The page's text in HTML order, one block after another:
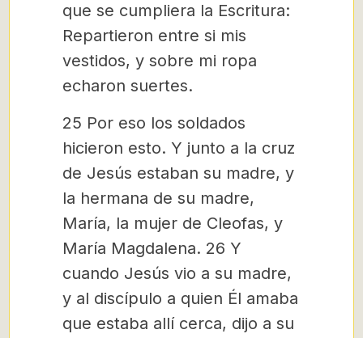
que se cumpliera la Escritura:
Repartieron entre si mis
vestidos, y sobre mi ropa
echaron suertes.
25 Por eso los soldados
hicieron esto. Y junto a la cruz
de Jesús estaban su madre, y
la hermana de su madre,
María, la mujer de Cleofas, y
María Magdalena. 26 Y
cuando Jesús vio a su madre,
y al discípulo a quien Él amaba
que estaba allí cerca, dijo a su